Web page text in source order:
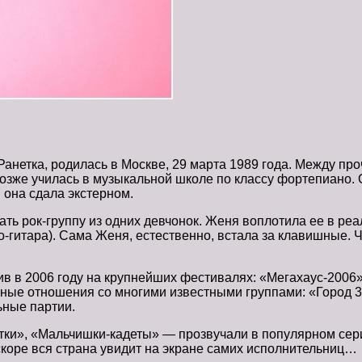
родилась в Москве, 29 марта 1989 года. Между
училась в музыкальной школе по классу
сдала экстерном.
рок-группу из одних девчонок. Женя воплотила ее в
Сама Женя, естественно, встала за клавишные.
в 2006 году на крупнейших фестивалях: «Мегахаус-
отношения со многими известными группами: «Город
партии.
«Мальчишки-кадеты» — прозвучали в популярном
вся страна увидит на экране самих исполнительниц…